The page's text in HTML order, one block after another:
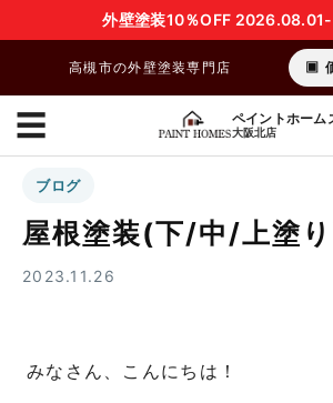
外壁塗装10％OFF
高槻市の外壁塗装専門店
ペイントホーム
大阪北店
☰
ブログ
屋根塗装(下/中/上塗
2023.11.26
みなさん、こんにちは！